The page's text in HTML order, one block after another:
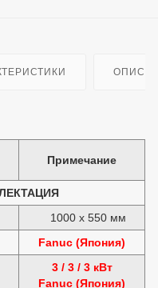
Примечание
1000 x 550 мм
Fanuc (Япония)
3 / 3 / 3 кВт
Fanuc (Япония)